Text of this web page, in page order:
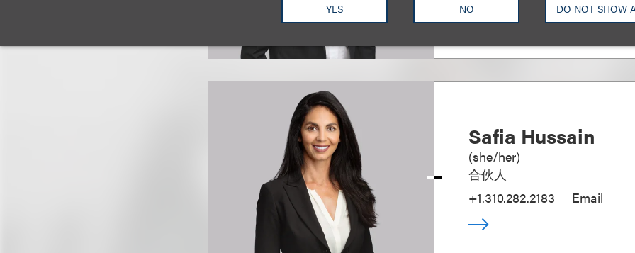
YES NO DO NOT SHOW
Safia Hussain
(she/her)
合伙人
+1.310.282.2183
Email